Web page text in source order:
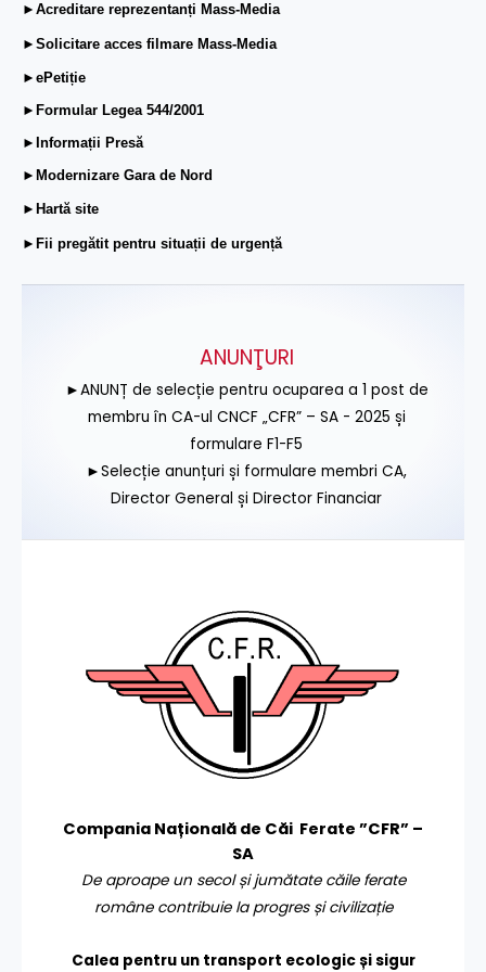
►Acreditare reprezentanți Mass-Media
►Solicitare acces filmare Mass-Media
►ePetiție
►Formular Legea 544/2001
►Informații Presă
►Modernizare Gara de Nord
►Hartă site
►Fii pregătit pentru situații de urgență
ANUNŢURI
►ANUNȚ de selecție pentru ocuparea a 1 post de
membru în CA-ul CNCF „CFR” – SA - 2025 și
formulare F1-F5
►Selecție anunțuri și formulare membri CA,
Director General și Director Financiar
Compania Națională de Căi Ferate ”CFR” –
SA
De aproape un secol și jumătate căile ferate
române contribuie la progres și civilizație
Calea pentru un transport ecologic și sigur